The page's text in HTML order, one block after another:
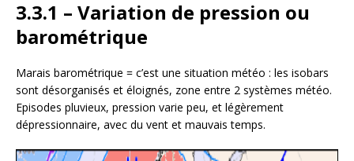
3.3.1 – Variation de pression ou
barométrique
Marais barométrique = c’est une situation météo : les isobars
sont désorganisés et éloignés, zone entre 2 systèmes météo.
Episodes pluvieux, pression varie peu, et légèrement
dépressionnaire, avec du vent et mauvais temps.